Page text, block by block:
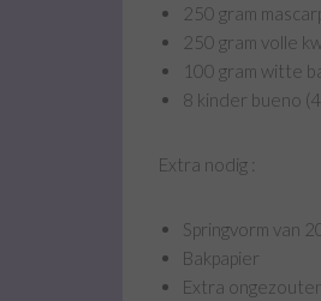
250 gram
250 gram volle
100 gram witte
8 kinder bueno
Extra nodig :
Springvorm van
Bakpapier
Extra